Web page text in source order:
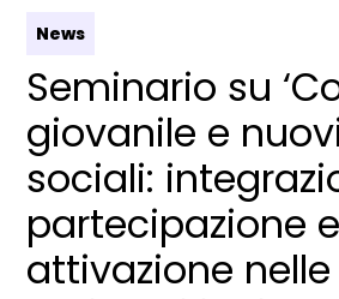
News
Seminario su
giovanile e
sociali:
partecipazione e
attivazione